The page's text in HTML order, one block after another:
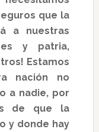
que la
a nuestras
y patria,
Estamos
nación no
a nadie, por
de que la
y donde hay